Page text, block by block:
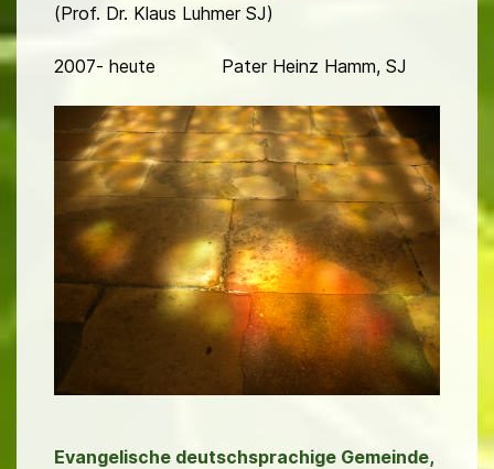
(Prof. Dr. Klaus Luhmer SJ)
2007- heute Pater Heinz Hamm, SJ
Evangelische deutschsprachige Gemeinde,